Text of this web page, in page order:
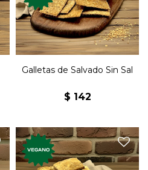
Galletas de Salvado Sin Sal
$ 142